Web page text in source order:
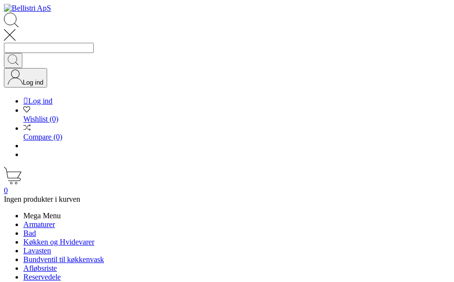
Log ind
Log ind
Wishlist (0)
Compare (0)
0
Ingen produkter i kurven
Mega Menu
Armaturer
Bad
Køkken og Hvidevarer
Lavasten
Bundventil til køkkenvask
Afløbsriste
Reservedele